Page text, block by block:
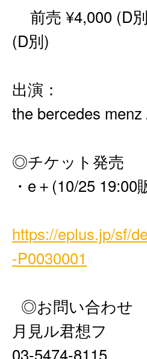
前売 ¥4,000 (D
(D別)
出演：
the bercedes
◎チケット発売
・e＋(10/25 19:00
https://eplus.jp/sf/
-P0030001
◎お問い合わせ
月見ル君想フ
03-5474-8115